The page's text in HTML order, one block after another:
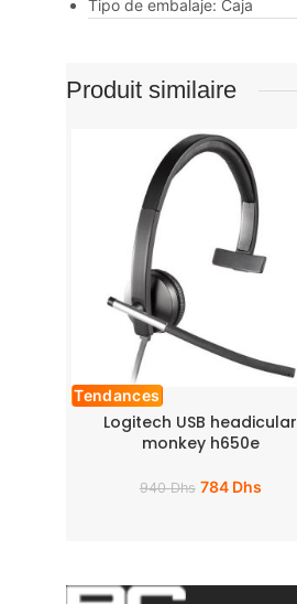
Tipo de embalaje: Caja
Produit similaire
Tendances
Logitech USB headicular
monkey h650e
940Dhs 784 Dhs